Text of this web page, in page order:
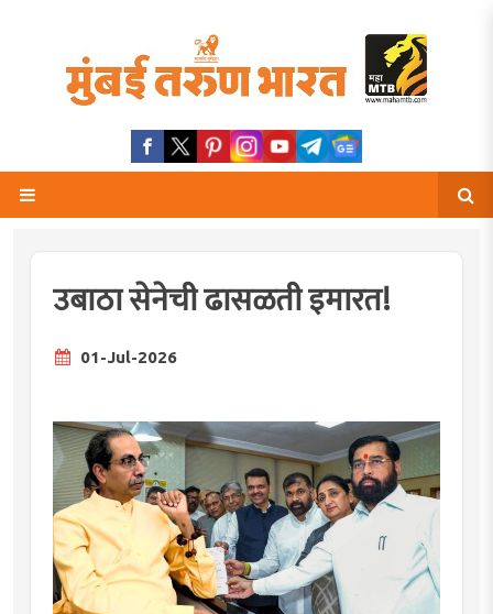
उबाठा सेनेची ढासळती इमारत!
01-Jul-2026